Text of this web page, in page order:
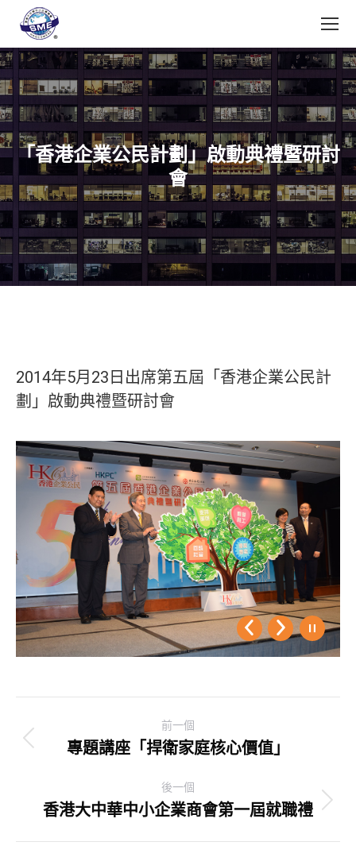
「香港企業公民計劃」啟動典禮暨研討
會
2014年5月23日出席第五屆「香港企業公民計
劃」啟動典禮暨研討會
navigation
前一個
Previous
專題講座「捍衛家庭核心價值」
後一個
Next
香港大中華中小企業商會第一屆就職禮